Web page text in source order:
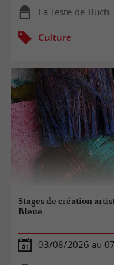
La Teste-de-Buch
Culture
Stages de création
Bleue
03/08/2026 au